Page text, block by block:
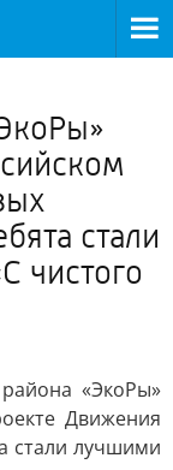
стали
чистого
«ЭкоРы»
Движения
стали лучшими